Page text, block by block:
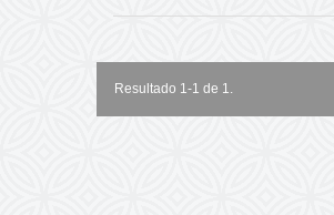
Resultado 1-1 de 1.